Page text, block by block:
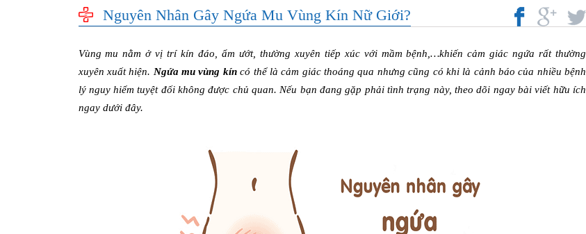
Nguyên Nhân Gây Ngứa Mu Vùng Kín Nữ Giới?
Vùng mu nằm ở vị trí kín đáo, ẩm ướt, thường xuyên tiếp xúc với mầm bệnh,…khiến cảm giác ngứa rất thường
xuyên xuất hiện. Ngứa mu vùng kíncó thể là cảm giác thoáng qua nhưng cũng có khi là cảnh báo của nhiều bệnh
lý nguy hiểm tuyệt đối không được chủ quan. Nếu bạn đang gặp phải tình trạng này, theo dõi ngay bài viết hữu ích
ngay dưới đây.